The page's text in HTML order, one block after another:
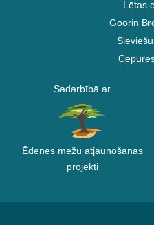
Lētas
Goorin
Sadarbībā ar
Ēdenes mežu atjaunošanas
projekti